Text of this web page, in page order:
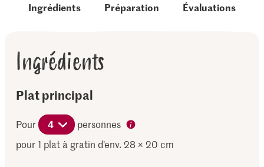
Ingrédients Préparation Évaluations
Ingrédients
Plat principal
Pour 4
personnes
pour 1 plat à gratin d’env. 28 × 20 cm